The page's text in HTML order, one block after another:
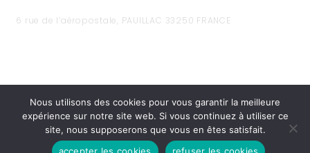
6 rue de l’aéropostale, PAUILLAC 33250 FRANCE
Nous utilisons des cookies pour vous garantir la meilleure
expérience sur notre site web. Si vous continuez à utiliser ce
site, nous supposerons que vous en êtes satisfait.
accepter les cookies
refuser les cookies